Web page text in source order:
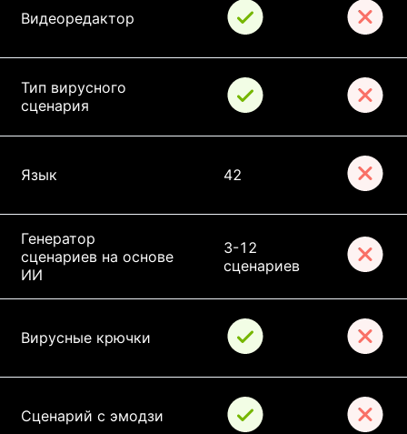
Видеоредактор
Тип вирусного
сценария
Язык 42
Генератор
сценариев на основе
ИИ
3-12
сценариев
Вирусные крючки
Сценарий с эмодзи